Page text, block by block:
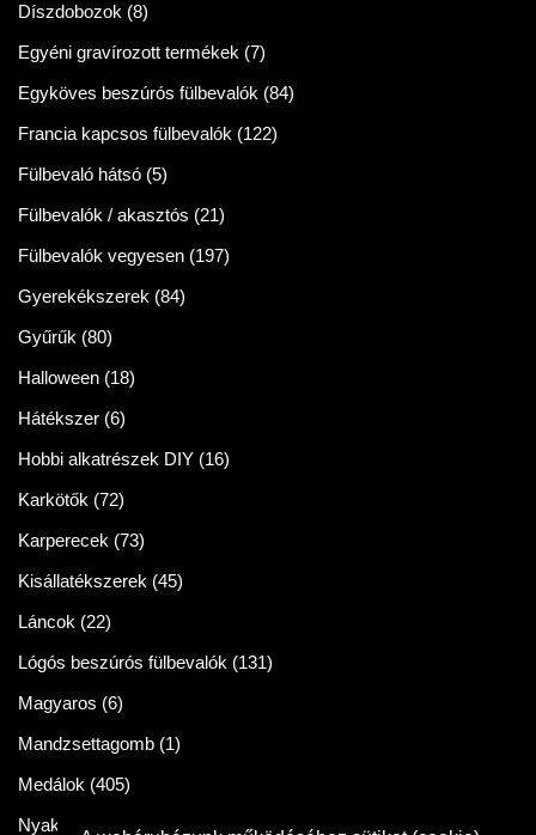
Díszdobozok (8)
Egyéni gravírozott termékek (7)
Egyköves beszúrós fülbevalók (84)
Francia kapcsos fülbevalók (122)
Fülbevaló hátsó (5)
Fülbevalók / akasztós (21)
Fülbevalók vegyesen (197)
Gyerekékszerek (84)
Gyűrűk (80)
Halloween (18)
Hátékszer (6)
Hobbi alkatrészek DIY (16)
Karkötők (72)
Karperecek (73)
Kisállatékszerek (45)
Láncok (22)
Lógós beszúrós fülbevalók (131)
Magyaros (6)
Mandzsettagomb (1)
Medálok (405)
Nyakláncok
(86)